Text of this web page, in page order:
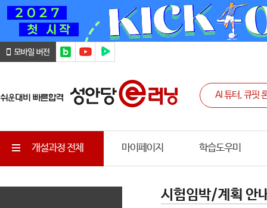
개설과정 전체 마이페이지 학습도우미
시험임박/계획 안